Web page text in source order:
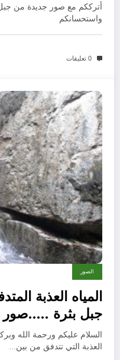
أترككم مع صور جديدة من
واستحسانكم
0 تعليقات
الصور
المياه العذبة
جبل بثرة …..صور
السلام عليكم ورحمة الله
العذبة التي تتدفق من بين…